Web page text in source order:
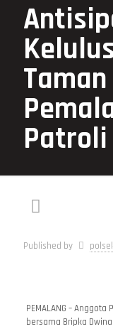
Patroli
Published by
PEMALANG –
bersama Bripka